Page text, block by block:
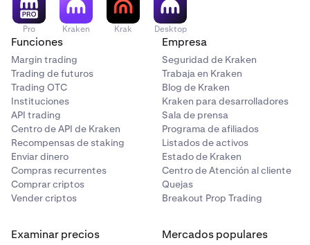
Pro Kraken Krak Desktop
Funciones
Margin trading
Trading de futuros
Trading OTC
Instituciones
API trading
Centro de API de Kraken
Recompensas de staking
Enviar dinero
Compras recurrentes
Comprar criptos
Vender criptos
Empresa
Seguridad de Kraken
Trabaja en Kraken
Blog de Kraken
Kraken para desarrolladores
Sala de prensa
Programa de afiliados
Listados de activos
Estado de Kraken
Centro de Atención al cliente
Quejas
Breakout Prop Trading
Examinar precios Mercados populares